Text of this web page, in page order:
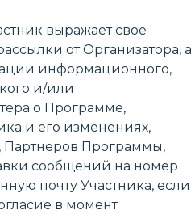
выражает свое
от Организатора, а
информационного,
и/или
о Программе,
и его изменениях,
Программы,
сообщений на номер
почту Участника, если
в момент